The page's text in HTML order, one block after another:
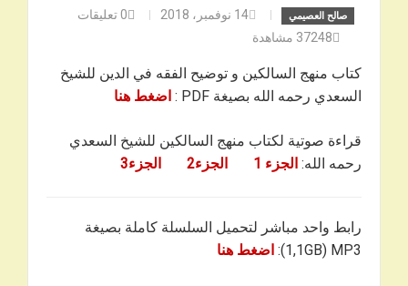
صالح العصيمي 14 نوفمبر، 2018 0تعليقات
37248 مشاهدة
كتاب منهج السالكين و توضيح الفقه في الدين للشيخ
السعدي رحمه الله بصيغة PDF :
اضغط هنا
قراءة صوتية لكتاب منهج السالكين للشيخ السعدي
رحمه الله: الجزء 1 الجزء2 الجزء3
رابط واحد مباشر لتحميل السلسلة كاملة بصيغة
1,1GB) MP3):
اضغط هنا